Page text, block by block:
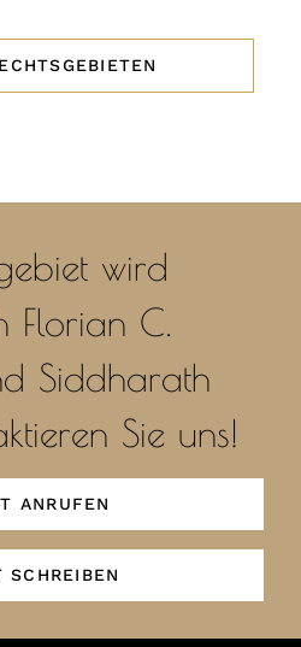
wird
Florian C.
Siddharath
Sie uns!
ANRUFEN
SCHREIBEN